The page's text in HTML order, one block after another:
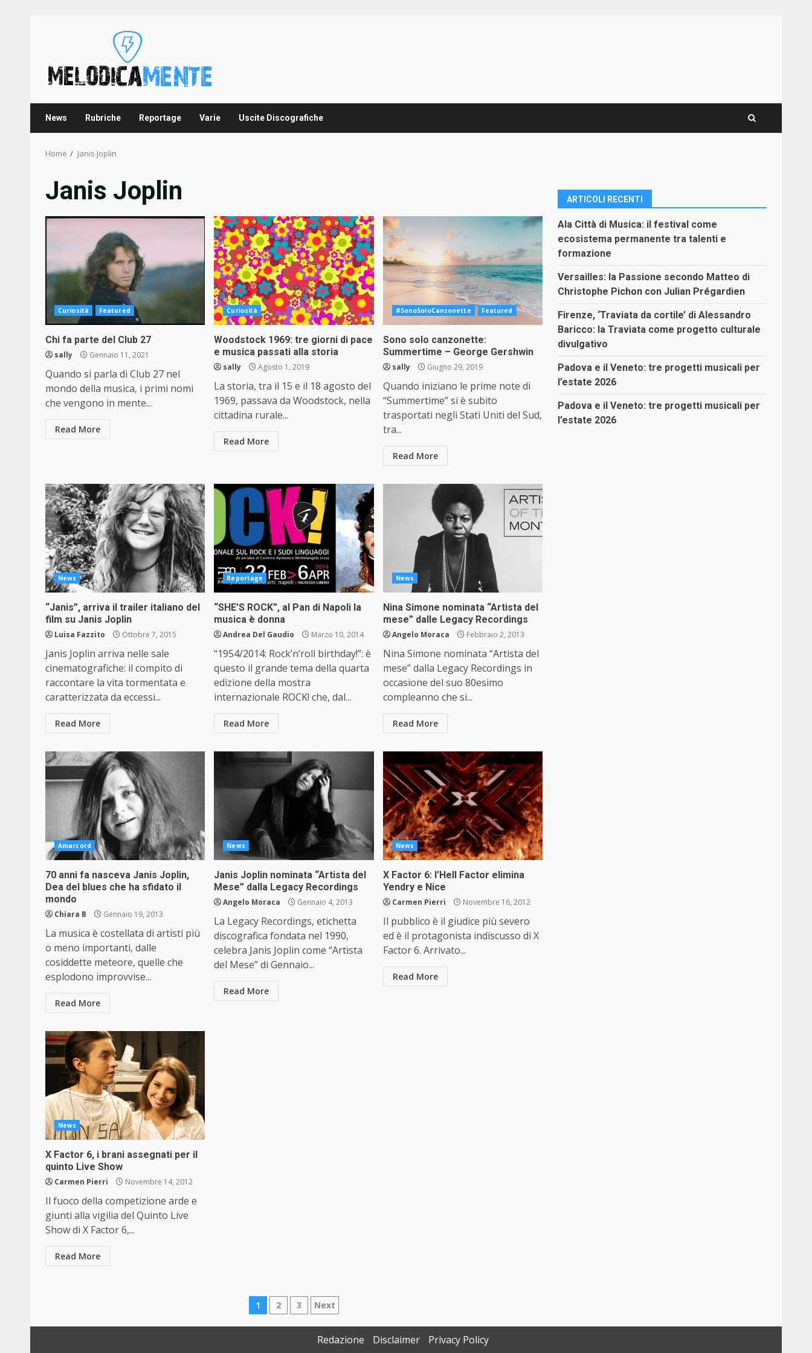
News Rubriche Reportage Varie Uscite Discografiche
Home Janis Joplin
Janis Joplin
Curiosità Featured
Chi fa parte del Club 27
sally Gennaio 11, 2021
Quando si parla di Club 27 nel
mondo della musica, i primi nomi
che vengono in mente...
Read More
Curiosità
Woodstock 1969: tre giorni di pace
e musica passati alla storia
sally Agosto 1, 2019
La storia, tra il 15 e il 18 agosto del
1969, passava da Woodstock, nella
cittadina rurale...
Read More
#SonoSoloCanzonette Featured
Sono solo canzonette:
Summertime – George Gershwin
sally Giugno 29, 2019
Quando iniziano le prime note di
“Summertime” si è subito
trasportati negli Stati Uniti del Sud,
tra...
Read More
News
“Janis”, arriva il trailer italiano del
film su Janis Joplin
Luisa Fazzito Ottobre 7, 2015
Janis Joplin arriva nelle sale
cinematografiche: il compito di
raccontare la vita tormentata e
caratterizzata da eccessi...
Read More
Reportage
“SHE’S ROCK”, al Pan di Napoli la
musica è donna
Andrea Del Gaudio Marzo 10, 2014
“1954/2014: Rock’n’roll birthday!”: è
questo il grande tema della quarta
edizione della mostra
internazionale ROCK! che, dal...
Read More
News
Nina Simone nominata “Artista del
mese” dalle Legacy Recordings
Angelo Moraca Febbraio 2, 2013
Nina Simone nominata “Artista del
mese” dalla Legacy Recordings in
occasione del suo 80esimo
compleanno che si...
Read More
Amarcord
70 anni fa nasceva Janis Joplin,
Dea del blues che ha sfidato il
mondo
Chiara B Gennaio 19, 2013
La musica è costellata di artisti più
o meno importanti, dalle
cosiddette meteore, quelle che
esplodono improvvise...
Read More
News
Janis Joplin nominata “Artista del
Mese” dalla Legacy Recordings
Angelo Moraca Gennaio 4, 2013
La Legacy Recordings, etichetta
discografica fondata nel 1990,
celebra Janis Joplin come “Artista
del Mese” di Gennaio...
Read More
News
X Factor 6: l’Hell Factor elimina
Yendry e Nice
Carmen Pierri Novembre 16, 2012
Il pubblico è il giudice più severo
ed è il protagonista indiscusso di X
Factor 6. Arrivato...
Read More
News
X Factor 6, i brani assegnati per il
quinto Live Show
Carmen Pierri Novembre 14, 2012
Il fuoco della competizione arde e
giunti alla vigilia del Quinto Live
Show di X Factor 6,...
Read More
Paginazione
degli
1 2 3 Next
ARTICOLI RECENTI
Ala Città di Musica: il festival come
ecosistema permanente tra talenti e
formazione
Versailles: la Passione secondo Matteo di
Christophe Pichon con Julian Prégardien
Firenze, ‘Traviata da cortile’ di Alessandro
Baricco: la Traviata come progetto culturale
divulgativo
Padova e il Veneto: tre progetti musicali per
l’estate 2026
Padova e il Veneto: tre progetti musicali per
l’estate 2026
Redazione Disclaimer Privacy Policy